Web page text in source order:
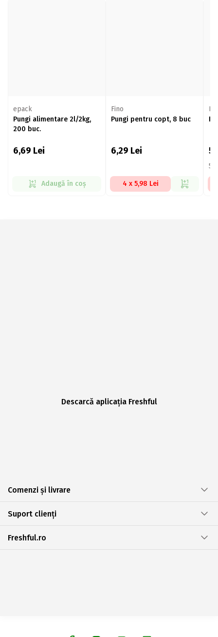
epack
Pungi alimentare 2l/2kg,
200 buc.
6,69 Lei
Adaugă în coș
Fino
Pungi pentru copt, 8 buc
6,29 Lei
4 x 5,98 Lei
Descarcă aplicația Freshful
Comenzi și livrare
Suport clienți
Freshful.ro